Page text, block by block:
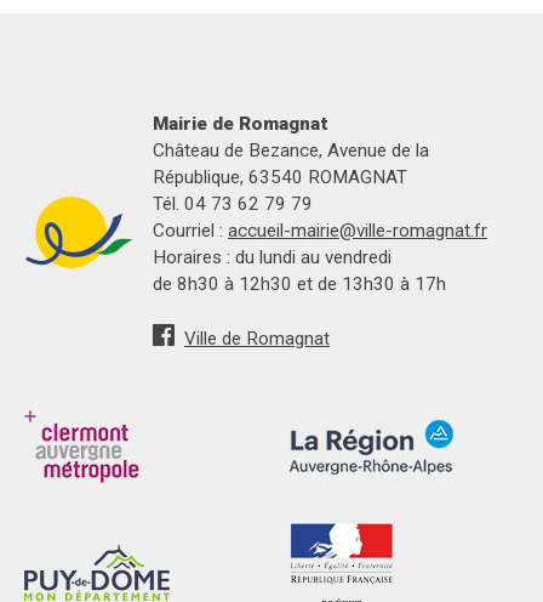
Mairie de Romagnat
Château de Bezance, Avenue de la
République, 63540 ROMAGNAT
Tél. 04 73 62 79 79
Courriel : accueil-mairie@ville-romagnat.fr
Horaires : du lundi au vendredi
de 8h30 à 12h30 et de 13h30 à 17h
Ville de Romagnat